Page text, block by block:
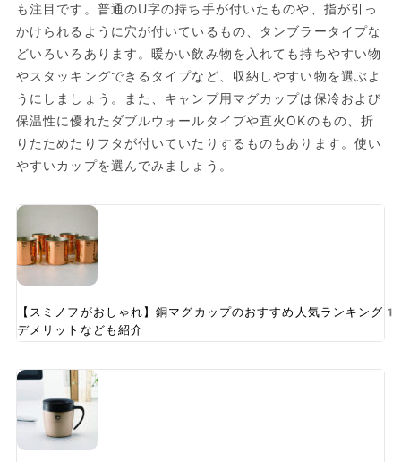
も注目です。普通のU字の持ち手が付いたものや、指が引っ
かけられるように穴が付いているもの、タンブラータイプな
どいろいろあります。暖かい飲み物を入れても持ちやすい物
やスタッキングできるタイプなど、収納しやすい物を選ぶよ
うにしましょう。また、キャンプ用マグカップは保冷および
保温性に優れたダブルウォールタイプや直火OKのもの、折
りたためたりフタが付いていたりするものもあります。使い
やすいカップを選んでみましょう。
【スミノフがおしゃれ】銅マグカップのおすすめ人気ランキン
デメリットなども紹介